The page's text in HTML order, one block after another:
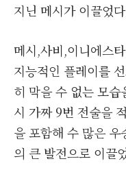
지닌 메시가 이끌었
메시,사비,이니에스
지능적인 플레이를
히 막을 수 없는 모
시 가짜 9번 전술을
을 포함해 수 많은 우
의 큰 발전으로 이끌